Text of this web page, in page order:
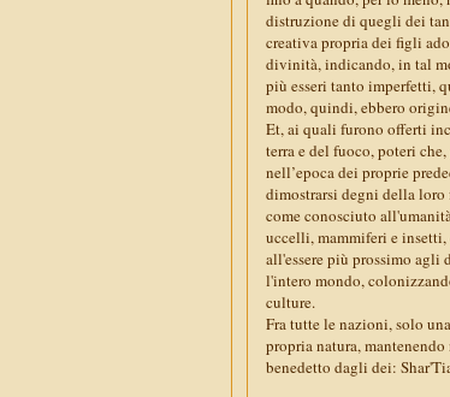
distruzione di quegli dei
creativa propria dei figli
divinità, indicando, in tal
più esseri tanto imperfetti,
modo, quindi, ebbero
Et, ai quali furono offerti
terra e del fuoco, poteri
nell’epoca dei proprie
dimostrarsi degni della
come conosciuto
uccelli, mammiferi e
all'essere più prossimo agli
l'intero mondo,
culture.
Fra tutte le nazioni, solo
propria natura,
benedetto dagli dei: